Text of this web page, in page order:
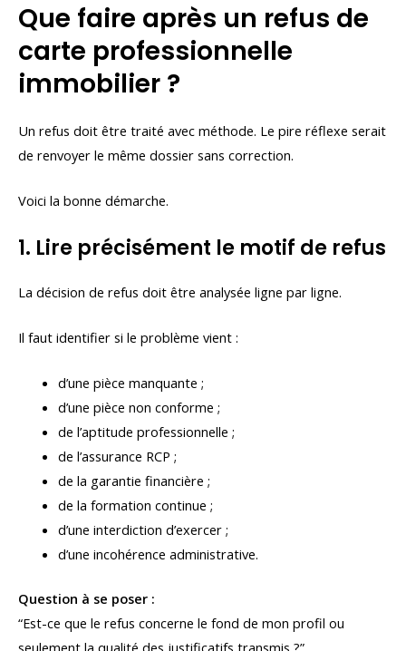
Que faire après un refus de
carte professionnelle
immobilier ?
Un refus doit être traité avec méthode. Le pire réflexe serait
de renvoyer le même dossier sans correction.
Voici la bonne démarche.
1. Lire précisément le motif de refus
La décision de refus doit être analysée ligne par ligne.
Il faut identifier si le problème vient :
d’une pièce manquante ;
d’une pièce non conforme ;
de l’aptitude professionnelle ;
de l’assurance RCP ;
de la garantie financière ;
de la formation continue ;
d’une interdiction d’exercer ;
d’une incohérence administrative.
Question à se poser :
“Est-ce que le refus concerne le fond de mon profil ou